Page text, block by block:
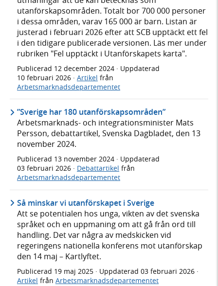
utanförskapsområden. Totalt bor 700 000 personer
i dessa områden, varav 165 000 är barn. Listan är
justerad i februari 2026 efter att SCB upptäckt ett fel
i den tidigare publicerade versionen. Läs mer under
rubriken "Fel upptäckt i Utanförskapets karta".
Publicerad 12 december 2024 · Uppdaterad
10 februari 2026 · Artikel från
Arbetsmarknadsdepartementet
”Sverige har 180 utanförskapsområden”
Arbetsmarknads- och integrationsminister Mats
Persson, debattartikel, Svenska Dagbladet, den 13
november 2024.
Publicerad 13 november 2024 · Uppdaterad
03 februari 2026 · Debattartikel från
Arbetsmarknadsdepartementet
Så minskar vi utanförskapet i Sverige
Att se potentialen hos unga, vikten av det svenska
språket och en uppmaning om att gå från ord till
handling. Det var några av medskicken vid
regeringens nationella konferens mot utanförskap
den 14 maj – Kartlyftet.
Publicerad 19 maj 2025 · Uppdaterad 03 februari 2026 ·
Artikel från Arbetsmarknadsdepartementet